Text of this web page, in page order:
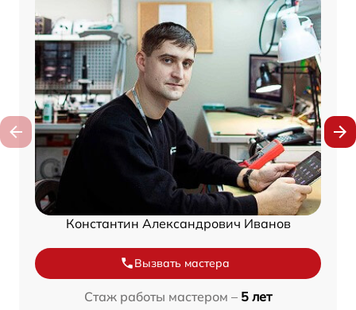
Константин Александрович Иванов
Вызвать мастера
Стаж работы мастером – 5 лет